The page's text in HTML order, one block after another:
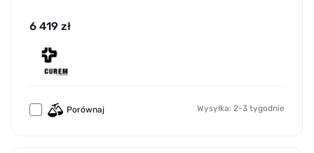
6 419 zł
Porównaj Wysyłka: 2-3 tygodnie